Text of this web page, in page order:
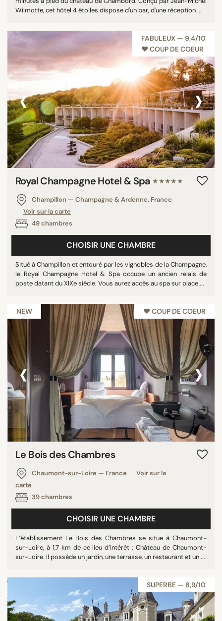
Wilmotte, cet hôtel 4 étoiles dispose d'un bar, d'une réception ...
FABULEUX — 9,4/10
♥︎ COUP DE COEUR
‹ ›
Royal Champagne Hotel & Spa ★★★★★
Champillon — Champagne & Ardenne, France
Voir sur la carte
49 chambres
CHOISIR UNE CHAMBRE
Situé à Champillon et entouré par les vignobles de la Champagne,
le Royal Champagne Hotel & Spa occupe un ancien relais de
poste datant du XIXe siècle. Vous aurez accès au spa sur place ...
NEW ♥︎ COUP DE COEUR
‹ ›
Le Bois des Chambres
Chaumont-sur-Loire — France
Voir sur la
carte
39 chambres
CHOISIR UNE CHAMBRE
L’établissement Le Bois des Chambres se situe à Chaumont-
sur-Loire, à 1,7 km de ce lieu d’intérêt : Château de Chaumont-
sur-Loire. Il possède un jardin, une terrasse, un restaurant et un ...
SUPERBE — 8,9/10